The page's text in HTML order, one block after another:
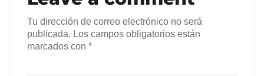
Tu dirección de correo electrónico no será
publicada. Los campos obligatorios están
marcados con *